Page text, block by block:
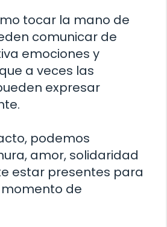
tocar la mano de
comunicar de
emociones y
a veces las
expresar
podemos
amor, solidaridad
estar presentes para
de